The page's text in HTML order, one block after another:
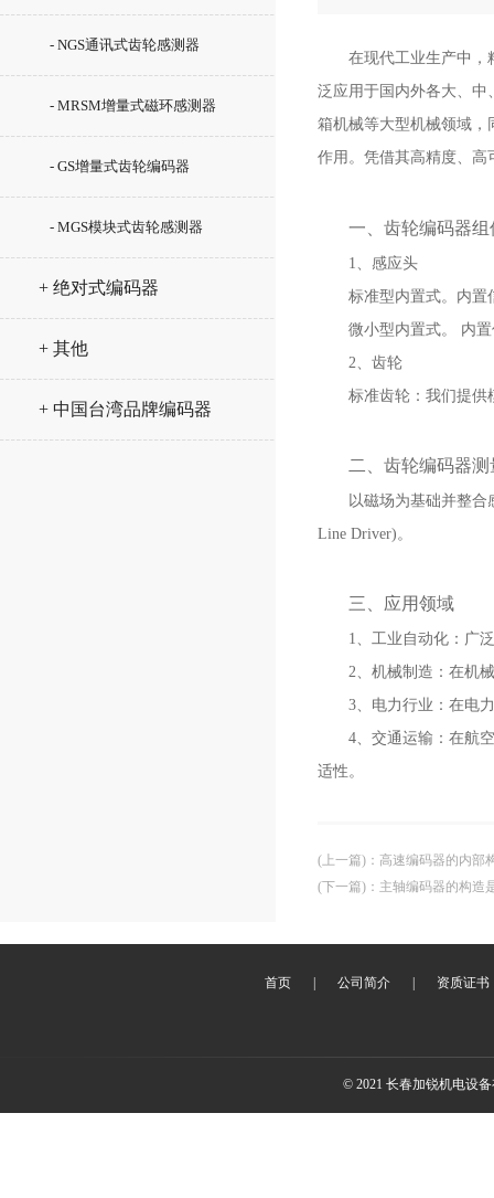
- NGS通讯式齿轮感测器
- MRSM增量式磁环感测器
- GS增量式齿轮编码器
- MGS模块式齿轮感测器
+ 绝对式编码器
+ 其他
+ 中国台湾品牌编码器
在现代工业生产中，精
泛应用于国内外各大、中
箱机械等大型机械领域，
作用。凭借其高精度、高
一、齿轮编码器组
1、感应头
标准型内置式。内置信
微小型内置式。 内置
2、齿轮
标准齿轮：我们提供模
二、齿轮编码器
以磁场为基础并整合感
Line Driver)。
三、应用领域
1、工业自动化：广泛
2、机械制造：在机械
3、电力行业：在电力
4、交通运输：在航空
适性。
(上一篇) ： 高速编码器的内部
(下一篇) ： 主轴编码器的构造
首页 | 公司简介 | 资质证书
© 2021 长春加锐机电设